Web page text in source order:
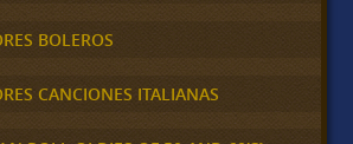
BOLEROS
CANCIONES ITALIANAS